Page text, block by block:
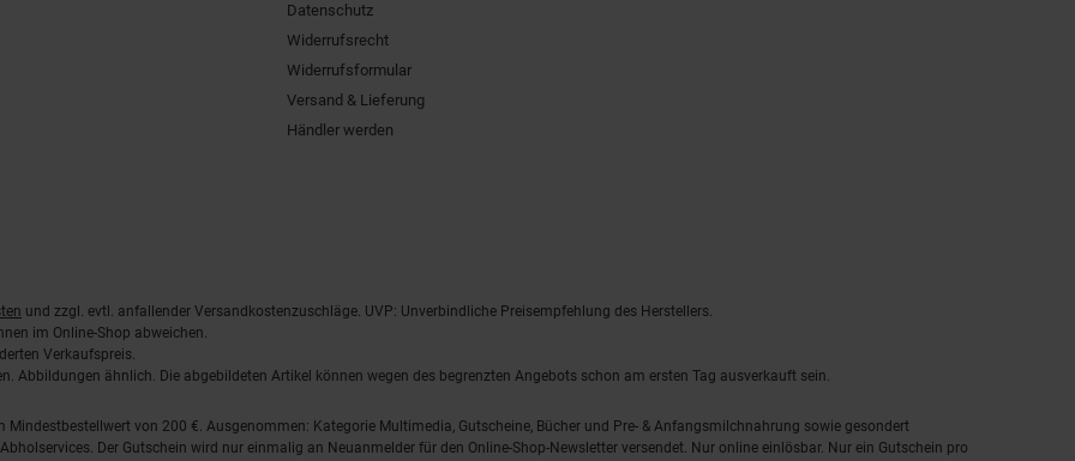
Datenschutz
Widerrufsrecht
Widerrufsformular
Versand & Lieferung
Händler werden
und zzgl. evtl. anfallender Versandkostenzuschläge. UVP: Unverbindliche Preisempfehlung des Herstellers.
im Online-Shop abweichen.
Verkaufspreis.
Abbildungen ähnlich. Die abgebildeten Artikel können wegen des begrenzten Angebots schon am ersten Tag ausverkauft sein.
von 200 €. Ausgenommen: Kategorie Multimedia, Gutscheine, Bücher und Pre- & Anfangsmilchnahrung sowie gesondert
Der Gutschein wird nur einmalig an Neuanmelder für den Online-Shop-Newsletter versendet. Nur online einlösbar. Nur ein Gutschein pro